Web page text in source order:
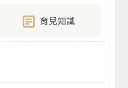
育兒知識